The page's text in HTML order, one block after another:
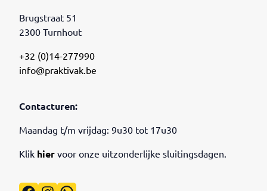
Brugstraat 51
2300 Turnhout
+32 (0)14-277990
info@praktivak.be
Contacturen:
Maandag t/m vrijdag: 9u30 tot 17u30
Klik hier voor onze uitzonderlijke sluitingsdagen.